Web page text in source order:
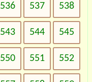
536 537 538
543 544 545
550 551 552